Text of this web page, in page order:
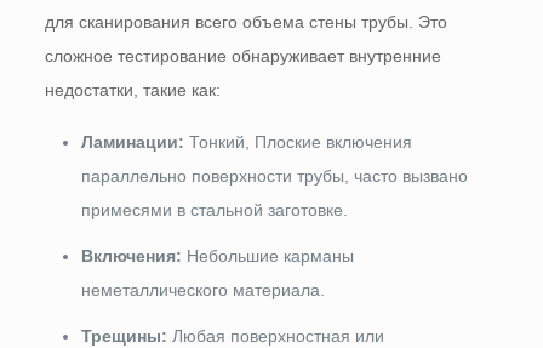
для сканирования всего объема стены трубы. Это
сложное тестирование обнаруживает внутренние
недостатки, такие как:
Ламинации: Тонкий, Плоские включения
параллельно поверхности трубы, часто вызвано
примесями в стальной заготовке.
Включения: Небольшие карманы
неметаллического материала.
Трещины: Любая поверхностная или